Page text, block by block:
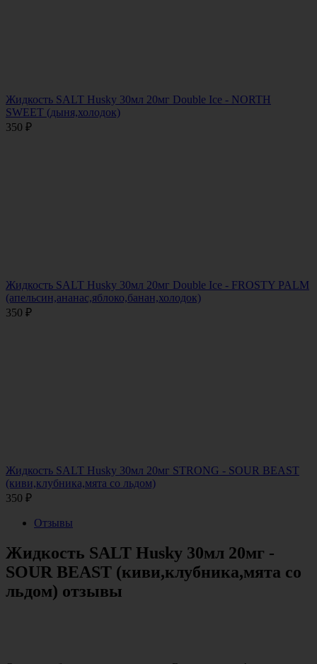
Жидкость SALT Husky 30мл 20мг Double Ice - NORTH
SWEET (дыня,холодок)
350 ₽
Жидкость SALT Husky 30мл 20мг Double Ice - FROSTY PALM
(апельсин,ананас,яблоко,банан,холодок)
350 ₽
Жидкость SALT Husky 30мл 20мг STRONG - SOUR BEAST
(киви,клубника,мята со льдом)
350 ₽
Отзывы
Жидкость SALT Husky 30мл 20мг -
SOUR BEAST (киви,клубника,мята со
льдом) отзывы